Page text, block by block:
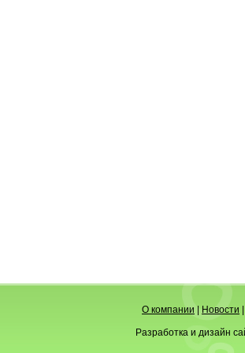
О компании |Новости
Разработка и дизайн